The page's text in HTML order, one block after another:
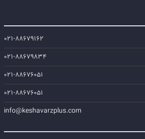
۰۲۱-۸۸۶۷۹۱۶۲
۰۲۱-۸۸۶۷۹۸۳۴
۰۲۱-۸۸۶۷۶۰۵۱
۰۲۱-۸۸۶۷۶۰۵۱
info@keshavarzplus.com